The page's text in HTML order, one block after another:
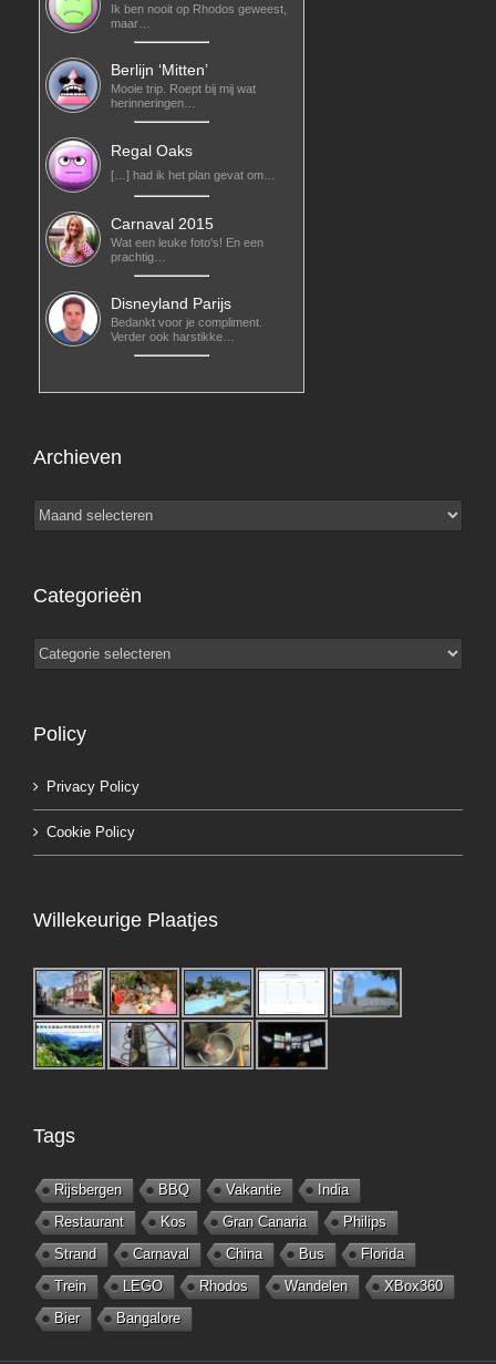
Ik ben nooit op Rhodos geweest,
maar…
Berlijn ‘Mitten’
Mooie trip. Roept bij mij wat
herinneringen…
Regal Oaks
[…] had ik het plan gevat om…
Carnaval 2015
Wat een leuke foto's! En een
prachtig…
Disneyland Parijs
Bedankt voor je compliment.
Verder ook harstikke…
Archieven
Archieven
Categorieën
Categorieën
Policy
Privacy Policy
Cookie Policy
Willekeurige Plaatjes
Tags
Rijsbergen BBQ Vakantie
India
Restaurant
Kos Gran Canaria
Philips
Strand
Carnaval China Bus
Florida
Trein
LEGO Rhodos Wandelen
XBox360
Bier
Bangalore